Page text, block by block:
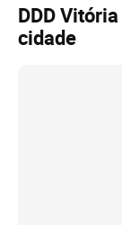
DDD
cidade